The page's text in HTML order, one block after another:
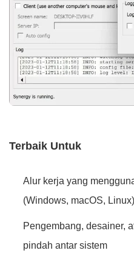
Terbaik Untuk
Alur kerja yang
(Windows, macOS, Linux)
Pengembang, desainer,
pindah antar sistem